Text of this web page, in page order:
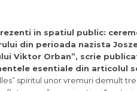
in spatiul public:
din perioada nazista
Viktor Orban”, scrie
esentiale din articolul
spiritul unor vremuri demult